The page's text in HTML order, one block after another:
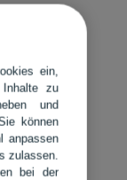
übernachten.
mit Kindern
ein,
zu
und
können
anpassen
zulassen.
bei der